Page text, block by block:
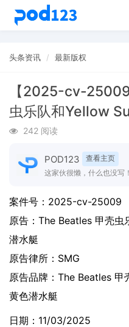
头条资讯 最新版权
【2025-cv-
虫乐队和Yellow
242 阅读
POD123
查看主页
这家伙很懒，什么也没写！
案件号： 2025-cv-25009
原告： The Beatles 甲壳虫
潜水艇
原告律所：SMG
原告品牌： The Beatles 甲
黄色潜水艇
日期：11/03/2025